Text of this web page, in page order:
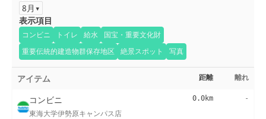
8月
表示項目
コンビニ トイレ 給水
国宝・重要文化財
重要伝統的建造物群保存地区
絶景スポット 写真
アイテム 距離 離れ
コンビニ
東海大学伊勢原キャンパス店
0.0km -